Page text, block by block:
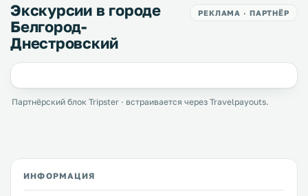
Экскурсии в городе
Белгород-
Днестровский
РЕКЛАМА · ПАРТНЁР
Партнёрский блок Tripster · встраивается через Travelpayouts.
ИНФОРМАЦИЯ